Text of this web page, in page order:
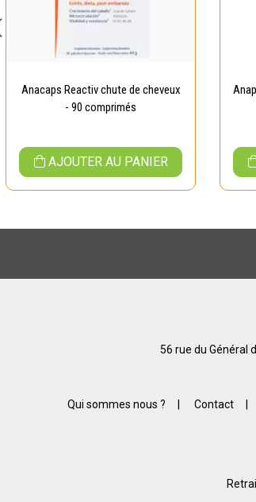
Anacaps Reactiv chute de cheveux
- 90 comprimés
AJOUTER AU PANIER
56 rue du Général
Qui sommes nous ? Contact